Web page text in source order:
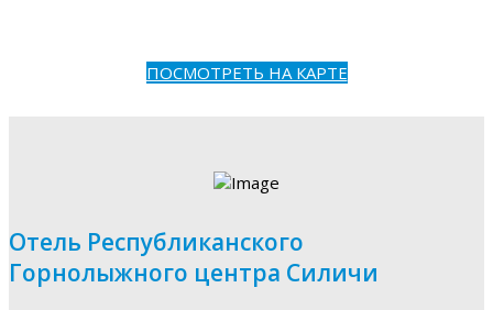
ПОСМОТРЕТЬ НА КАРТЕ
Отель Республиканского
Горнолыжного центра Силичи